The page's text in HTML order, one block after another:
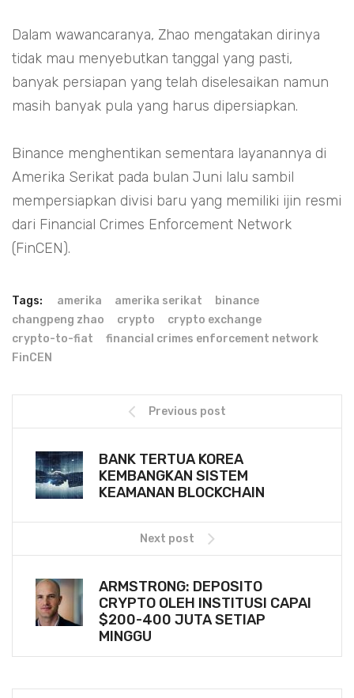
Dalam wawancaranya, Zhao mengatakan dirinya
tidak mau menyebutkan tanggal yang pasti,
banyak persiapan yang telah diselesaikan namun
masih banyak pula yang harus dipersiapkan.
Binance menghentikan sementara layanannya di
Amerika Serikat pada bulan Juni lalu sambil
mempersiapkan divisi baru yang memiliki ijin resmi
dari Financial Crimes Enforcement Network
(FinCEN).
Tags: amerika amerika serikat
binance
changpeng zhao
crypto
crypto exchange
crypto-to-fiat
financial crimes enforcement network
FinCEN
Previous post
BANK TERTUA KOREA
KEMBANGKAN SISTEM
KEAMANAN BLOCKCHAIN
Next post
ARMSTRONG: DEPOSITO
CRYPTO OLEH INSTITUSI CAPAI
$200-400 JUTA SETIAP
MINGGU